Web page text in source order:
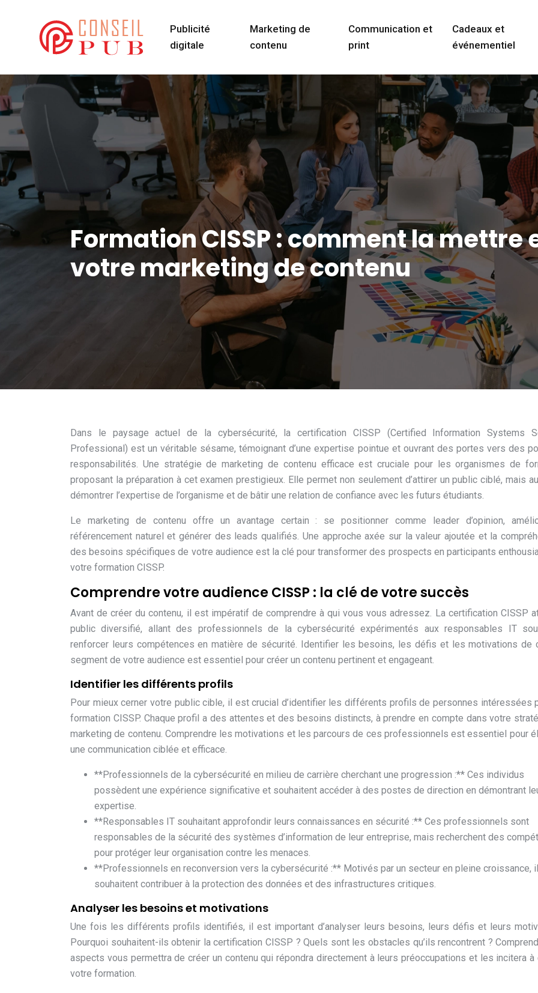
Publicité
digitale
Marketing de
contenu
Communication et
print
Cadeaux et
événementiel
Formation CISSP : comment la mettre
votre marketing de contenu
Dans le paysage actuel de la cybersécurité, la certification CISSP (Certified Information Systems
Professional) est un véritable sésame, témoignant d’une expertise pointue et ouvrant des portes vers des
responsabilités. Une stratégie de marketing de contenu efficace est cruciale pour les organismes de
proposant la préparation à cet examen prestigieux. Elle permet non seulement d’attirer un public ciblé, mais
démontrer l’expertise de l’organisme et de bâtir une relation de confiance avec les futurs étudiants.
Le marketing de contenu offre un avantage certain : se positionner comme leader d’opinion,
référencement naturel et générer des leads qualifiés. Une approche axée sur la valeur ajoutée et la
des besoins spécifiques de votre audience est la clé pour transformer des prospects en participants
votre formation CISSP.
Comprendre votre audience CISSP : la clé de votre succès
Avant de créer du contenu, il est impératif de comprendre à qui vous vous adressez. La certification CISSP
public diversifié, allant des professionnels de la cybersécurité expérimentés aux responsables IT
renforcer leurs compétences en matière de sécurité. Identifier les besoins, les défis et les motivations de
segment de votre audience est essentiel pour créer un contenu pertinent et engageant.
Identifier les différents profils
Pour mieux cerner votre public cible, il est crucial d’identifier les différents profils de personnes intéressées
formation CISSP. Chaque profil a des attentes et des besoins distincts, à prendre en compte dans votre
marketing de contenu. Comprendre les motivations et les parcours de ces professionnels est essentiel pour
une communication ciblée et efficace.
**Professionnels de la cybersécurité en milieu de carrière cherchant une progression :** Ces individus
possèdent une expérience significative et souhaitent accéder à des postes de direction en démontrant
expertise.
**Responsables IT souhaitant approfondir leurs connaissances en sécurité :** Ces professionnels sont
responsables de la sécurité des systèmes d’information de leur entreprise, mais recherchent des
pour protéger leur organisation contre les menaces.
**Professionnels en reconversion vers la cybersécurité :** Motivés par un secteur en pleine croissance,
souhaitent contribuer à la protection des données et des infrastructures critiques.
Analyser les besoins et motivations
Une fois les différents profils identifiés, il est important d’analyser leurs besoins, leurs défis et leurs
Pourquoi souhaitent-ils obtenir la certification CISSP ? Quels sont les obstacles qu’ils rencontrent ?
aspects vous permettra de créer un contenu qui répondra directement à leurs préoccupations et les incitera à
votre formation.